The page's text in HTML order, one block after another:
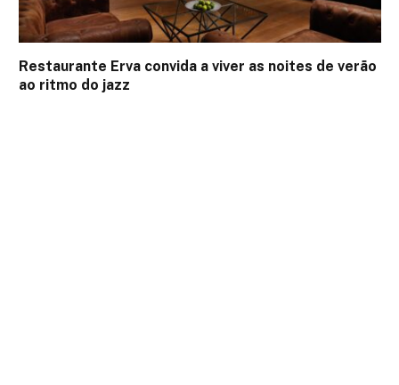
Restaurante Erva convida a viver as noites de verão
ao ritmo do jazz